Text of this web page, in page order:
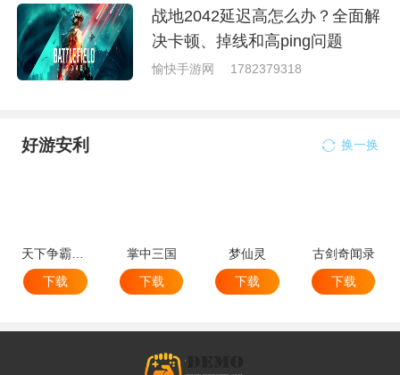
战地2042延迟高怎么办？全面解
决卡顿、掉线和高ping问题
愉快手游网 1782379318
好游安利 换一换
天下争霸三国志
下载
掌中三国
下载
梦仙灵
下载
古剑奇闻录
下载